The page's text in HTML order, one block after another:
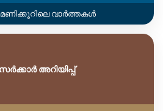
മണിക്കൂറിലെ വാർത്തകൾ
അറിയിപ്പ്